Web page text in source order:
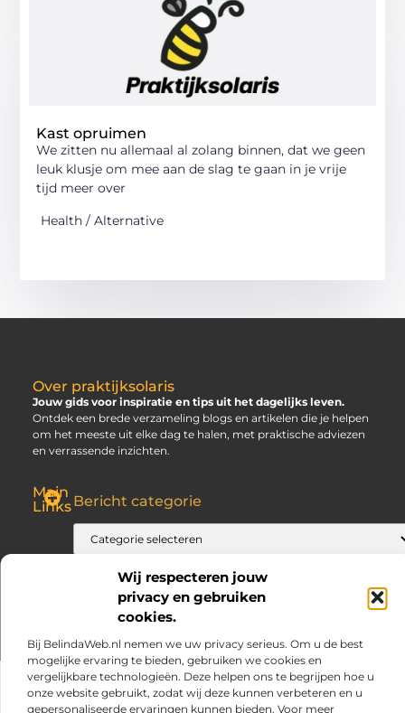
Wij respecteren jouw
privacy en gebruiken
cookies.
Bij BelindaWeb.nl nemen we uw privacy serieus. Om u de best
mogelijke ervaring te bieden, gebruiken we cookies en
vergelijkbare technologieën. Deze helpen ons te begrijpen hoe u
onze website gebruikt, zodat wij deze kunnen verbeteren en u
gepersonaliseerde ervaringen kunnen bieden. Voor meer
Kast opruimen
We zitten nu allemaal al zolang binnen, dat we geen
leuk klusje om mee aan de slag te gaan in je vrije
tijd meer over
Health / Alternative
Over praktijksolaris
Jouw gids voor inspiratie en tips uit het dagelijks leven.
Ontdek een brede verzameling blogs en artikelen die je helpen
om het meeste uit elke dag te halen, met praktische adviezen
en verrassende inzichten.
Main
LinksBericht categorie
@2025 www.praktijksolaris.nl. All Right Reserved.